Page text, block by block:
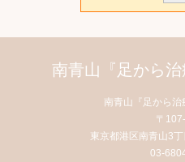
南青山『足から
南青山『足から
〒
東京都港区南青山3
03-